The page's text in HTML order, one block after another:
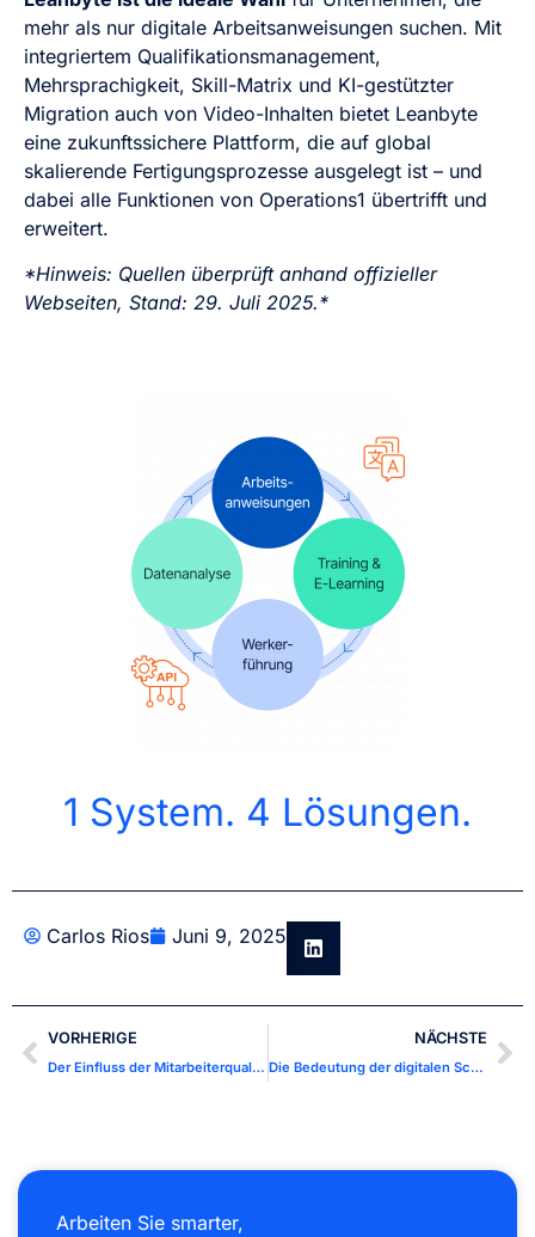
mehr als nur digitale Arbeitsanweisungen suchen. Mit
integriertem Qualifikationsmanagement,
Mehrsprachigkeit, Skill-Matrix und KI-gestützter
Migration auch von Video-Inhalten bietet Leanbyte
eine zukunftssichere Plattform, die auf global
skalierende Fertigungsprozesse ausgelegt ist – und
dabei alle Funktionen von Operations1 übertrifft und
erweitert.
*Hinweis: Quellen überprüft anhand offizieller
Webseiten, Stand: 29. Juli 2025.*
1 System. 4 Lösungen.
Carlos Rios Juni 9, 2025
VORHERIGE
Der Einfluss der Mitarbeiterqualifikation auf die Overall Equipment Effectiveness (OEE) in der Fertigung
NÄCHSTE
Die Bedeutung der digitalen Schulung für die industrielle Sicherheit
Arbeiten Sie smarter,